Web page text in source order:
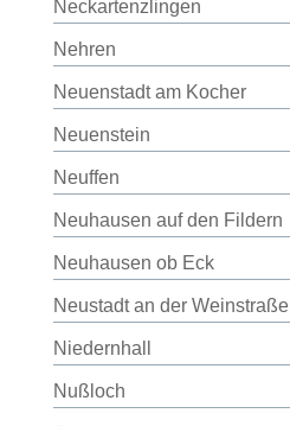
Neckartenzlingen
Nehren
Neuenstadt am Kocher
Neuenstein
Neuffen
Neuhausen auf den Fildern
Neuhausen ob Eck
Neustadt an der Weinstraße
Niedernhall
Nußloch